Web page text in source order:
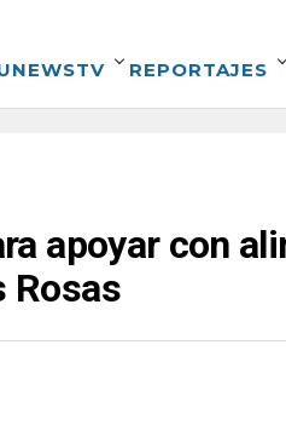
REPORTAJES
apoyar con
Rosas